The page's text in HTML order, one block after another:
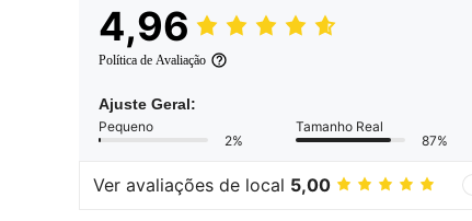
4,96
Política de Avaliação
Ajuste Geral:
Pequeno
2%
Tamanho Real
87%
Ver avaliações de local 5,00